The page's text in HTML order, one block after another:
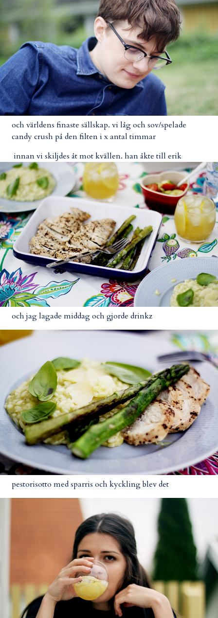
och världens finaste sällskap. vi låg och sov/spelade
candy crush på den filten i x antal timmar
innan vi skiljdes åt mot kvällen. han åkte till erik
och jag lagade middag och gjorde drinkz
pestorisotto med sparris och kyckling blev det